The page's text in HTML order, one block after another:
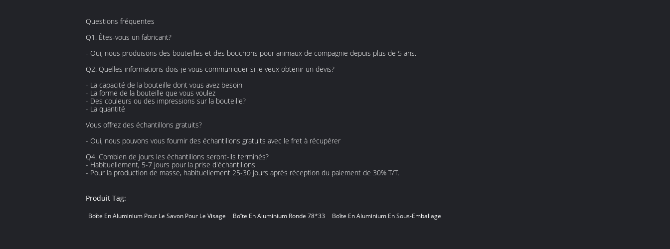
Questions fréquentes
Q1. Êtes-vous un fabricant?
- Oui, nous produisons des bouteilles et des bouchons pour animaux de compagnie depuis plus de 5 ans.
Q2. Quelles informations dois-je vous communiquer si je veux obtenir un devis?
- La capacité de la bouteille dont vous avez besoin
- La forme de la bouteille que vous voulez
- Des couleurs ou des impressions sur la bouteille?
- La quantité
Vous offrez des échantillons gratuits?
- Oui, nous pouvons vous fournir des échantillons gratuits avec le fret à récupérer
Q4. Combien de jours les échantillons seront-ils terminés?
- Habituellement, 5-7 jours pour la prise d'échantillons
- Pour la production de masse, habituellement 25-30 jours après réception du paiement de 30% T/T.
Produit Tag:
Boîte En Aluminium Pour Le Savon Pour Le Visage Boîte En Aluminium Ronde 78*33 Boîte En Aluminium En Sous-Emballage